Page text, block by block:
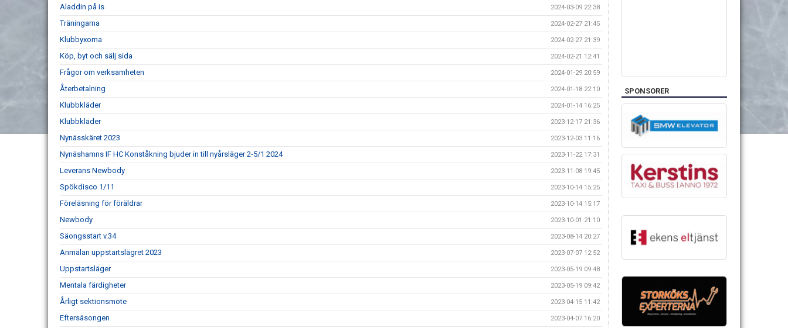
Aladdin på is 2024-03-09 22:38
Träningarna 2024-02-27 21:45
Klubbyxorna 2024-02-27 21:39
Köp, byt och sälj sida 2024-02-21 12:41
Frågor om verksamheten 2024-01-29 20:59
Återbetalning 2024-01-18 22:10
Klubbkläder 2024-01-14 16:25
Klubbkläder 2023-12-17 21:36
Nynässkäret 2023 2023-12-03 11:16
Nynäshamns IF HC Konståkning bjuder in till nyårsläger 2-5/1 2024 2023-11-22 17:31
Leverans Newbody 2023-11-08 19:45
Spökdisco 1/11 2023-10-14 15:25
Föreläsning för föräldrar 2023-10-14 15:17
Newbody 2023-10-01 21:10
Säongsstart v.34 2023-08-14 20:27
Anmälan uppstartslägret 2023 2023-07-07 12:52
Uppstartsläger 2023-05-19 09:48
Mentala färdigheter 2023-05-19 09:42
Årligt sektionsmöte 2023-04-15 11:42
Eftersäsongen 2023-04-07 16:20
SPONSORER